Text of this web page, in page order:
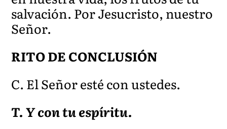
salvación. Por Jesucristo, nuestro
Señor.
RITO DE CONCLUSIÓN
C. El Señor esté con ustedes.
T. Y con tu espíritu.